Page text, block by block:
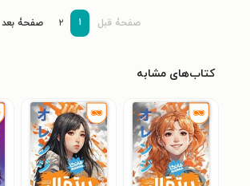
صفحۀ قبل ۱ ۲ صفحۀ بعد
کتاب‌های مشابه